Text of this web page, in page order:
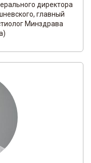
директора
главный
Минздрава